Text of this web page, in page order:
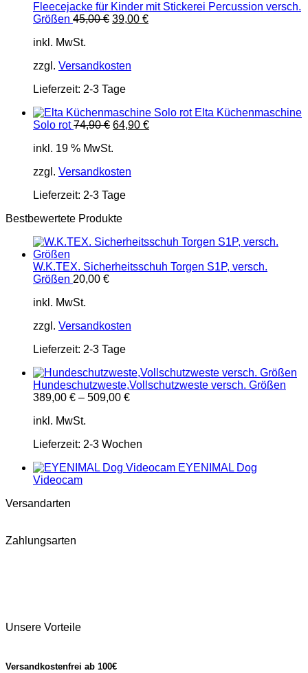
Fleecejacke für Kinder mit Stickerei Percussion versch.
Größen 45,00€ Ursprünglicher
39,00 €Aktueller
inkl. MwSt.
zzgl. Versandkosten
Lieferzeit: 2-3 Tage
Elta Küchenmaschine
Solo rot 74,90€ Ursprünglicher
war:
64,90 €Aktueller
inkl. 19 % MwSt.
zzgl. Versandkosten
Lieferzeit: 2-3 Tage
Bestbewertete Produkte
W.K.TEX. Sicherheitsschuh Torgen S1P, versch.
Größen 20,00 €
inkl. MwSt.
zzgl. Versandkosten
Lieferzeit: 2-3 Tage
Hundeschutzweste,Vollschutzweste versch. Größen
389,00 € – 509,00 €
inkl. MwSt.
Lieferzeit: 2-3 Wochen
EYENIMAL Dog
Videocam
Versandarten
Zahlungsarten
Unsere Vorteile
Versandkostenfrei ab 100€